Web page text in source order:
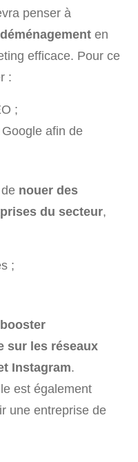
penser à
en
efficace. Pour ce
:
;
afin de
nouer des
du secteur,
;
booster
sur les réseaux
Instagram.
est également
une entreprise de